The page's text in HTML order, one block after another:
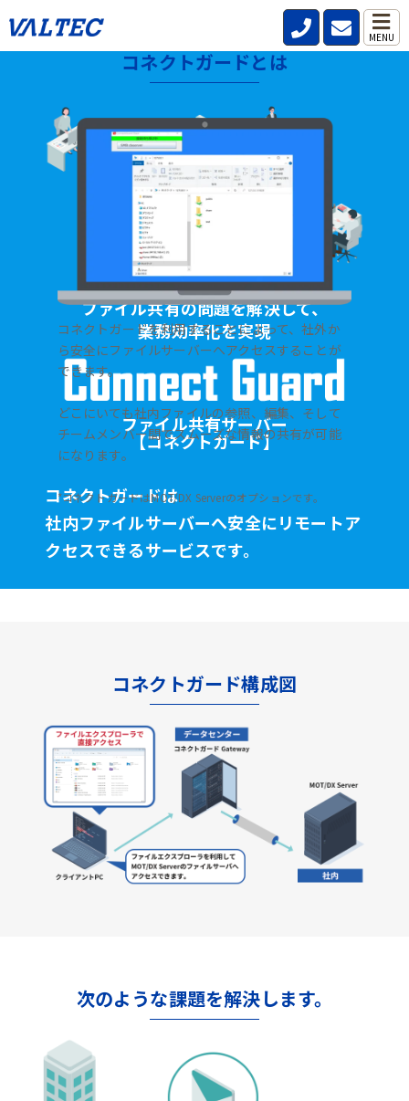
MENU
製品・サービス>ファイル共有サーバー【コネクトガード】
ファイル共有の問題を解決して、
業務効率化を実現
ファイル共有サーバー
【コネクトガード】
コネクトガードは
社内ファイルサーバーへ安全にリモートア
クセスできるサービスです。
コネクトガードとは
コネクトガードを利用することによって、社外か
ら安全にファイルサーバーへアクセスすることが
できます。
どこにいても社内ファイルの参照、編集、そして
チームメンバー間でスムーズな情報の共有が可能
になります。
*コネクトガードはMOT/DX Serverのオプションです。
コネクトガード構成図
次のような課題を解決します。